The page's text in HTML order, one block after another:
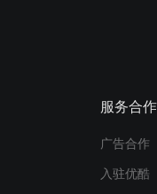
服务合作
广告合作
入驻优酷